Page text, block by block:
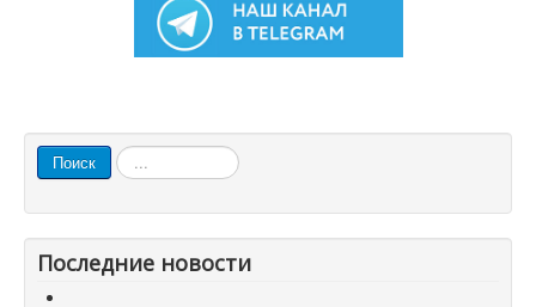
Поиск Искать...
Последние новости